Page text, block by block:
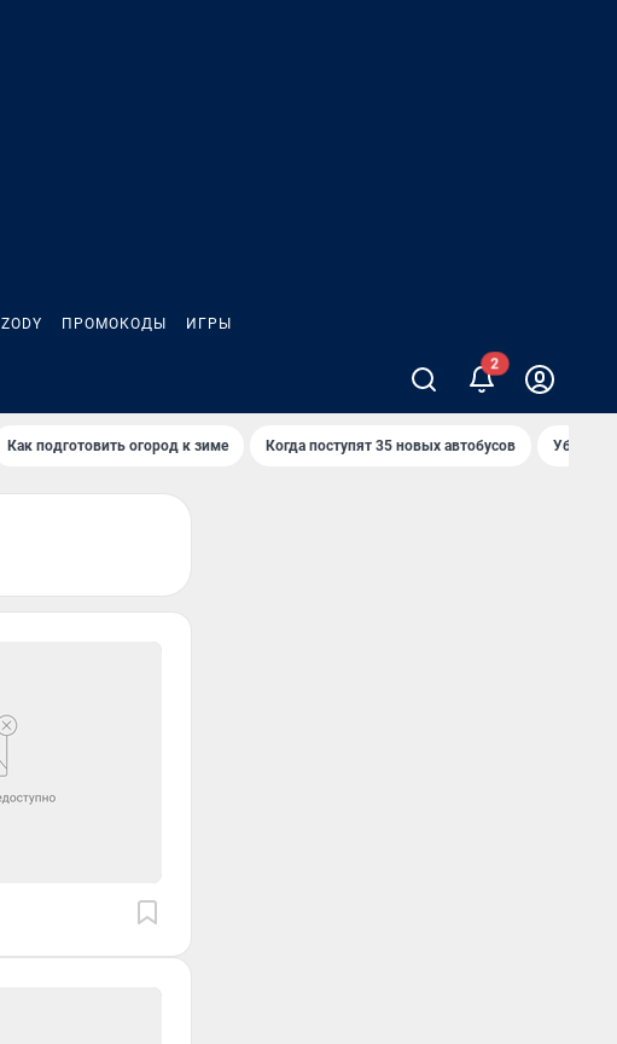
ZODY ПРОМОКОДЫ ИГРЫ
Как подготовить огород к зиме Когда поступят 35 новых автобусов Убийца